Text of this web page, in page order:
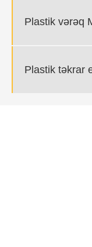
Plastik vərəq
Plastik təkrar